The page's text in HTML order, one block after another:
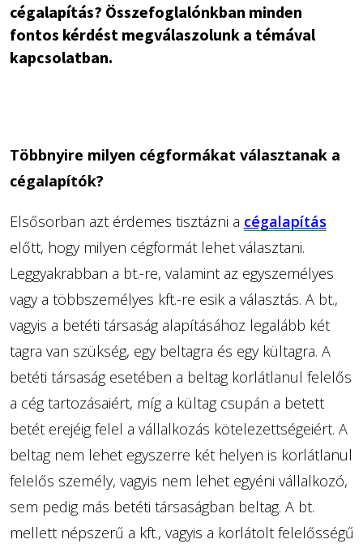
cégalapítás? Összefoglalónkban minden
fontos kérdést megválaszolunk a témával
kapcsolatban.
Többnyire milyen cégformákat választanak a
cégalapítók?
Elsősorban azt érdemes tisztázni a cégalapítás
előtt, hogy milyen cégformát lehet választani.
Leggyakrabban a bt.-re, valamint az egyszemélyes
vagy a többszemélyes kft.-re esik a választás. A bt.,
vagyis a betéti társaság alapításához legalább két
tagra van szükség, egy beltagra és egy kültagra. A
betéti társaság esetében a beltag korlátlanul felelős
a cég tartozásaiért, míg a kültag csupán a betett
betét erejéig felel a vállalkozás kötelezettségeiért. A
beltag nem lehet egyszerre két helyen is korlátlanul
felelős személy, vagyis nem lehet egyéni vállalkozó,
sem pedig más betéti társaságban beltag. A bt.
mellett népszerű a kft., vagyis a korlátolt felelősségű